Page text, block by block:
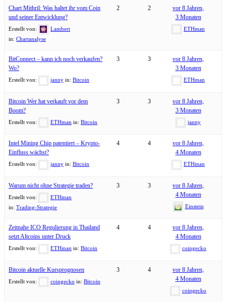
Chart Mithril: Was haltet ihr vom Coin
und seiner Entwicklung?
Erstellt von:
Lambert
in: Chartanalyse
2 2
vor 8 Jahren,
3 Monaten
ETHman
BitConnect – kann ich noch verkaufen?
Wo?
Erstellt von: janny in: Bitcoin
3 3
vor 8 Jahren,
3 Monaten
ETHman
Bitcoin Wer hat verkauft vor dem
Boom?
Erstellt von: ETHman in: Bitcoin
3 3
vor 8 Jahren,
3 Monaten
janny
Intel Mining Chip patentiert – Krypto-
Einfluss wächst?
Erstellt von: janny in: Bitcoin
4 4
vor 8 Jahren,
4 Monaten
ETHman
Warum nicht ohne Strategie traden?
Erstellt von:
ETHman
in: Trading-Strategie
3 3
vor 8 Jahren,
4 Monaten
Einstein
Zeitnahe ICO Regulierung in Thailand
setzt Altcoins unter Druck
Erstellt von: ETHman in: Bitcoin
4 4
vor 8 Jahren,
4 Monaten
coingecko
Bitcoin aktuelle Kursprognosen
Erstellt von: coingecko in: Bitcoin
3 4
vor 8 Jahren,
4 Monaten
coingecko